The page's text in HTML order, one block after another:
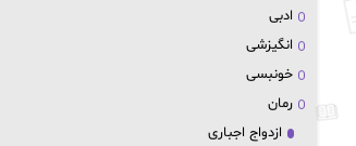
ادبی
انگیزشی
خونبسی
رمان
ازدواج اجباری